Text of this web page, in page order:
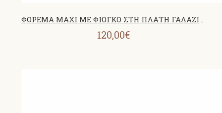
ΦΟΡΕΜΑ MAXI ΜΕ ΦΙΟΓΚΟ ΣΤΗ ΠΛΑΤΗ ΓΑΛΑΖΙΟ 26436
120,00€